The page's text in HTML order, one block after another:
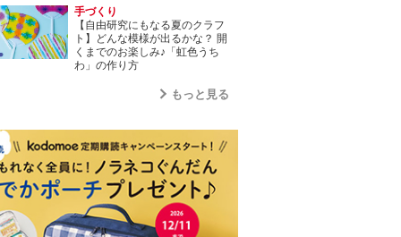
手づくり
【自由研究にもなる夏のクラフ
ト】どんな模様が出るかな？ 開
くまでのお楽しみ♪「虹色うち
わ」の作り方
もっと見る